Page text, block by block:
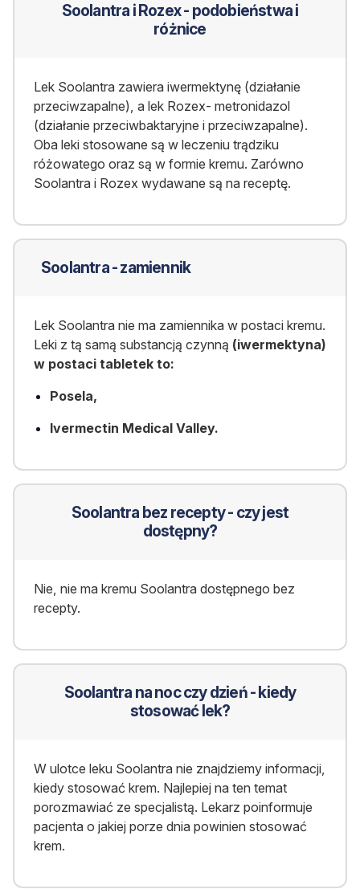
Soolantra i Rozex - podobieństwa i
różnice
Lek Soolantra zawiera iwermektynę (działanie
przeciwzapalne), a lek Rozex- metronidazol
(działanie przeciwbaktaryjne i przeciwzapalne).
Oba leki stosowane są w leczeniu trądziku
różowatego oraz są w formie kremu. Zarówno
Soolantra i Rozex wydawane są na receptę.
Soolantra - zamiennik
Lek Soolantra nie ma zamiennika w postaci kremu.
Leki z tą samą substancją czynną (iwermektyna)
w postaci tabletek to:
Posela,
Ivermectin Medical Valley.
Soolantra bez recepty - czy jest
dostępny?
Nie, nie ma kremu Soolantra dostępnego bez
recepty.
Soolantra na noc czy dzień - kiedy
stosować lek?
W ulotce leku Soolantra nie znajdziemy informacji,
kiedy stosować krem. Najlepiej na ten temat
porozmawiać ze specjalistą. Lekarz poinformuje
pacjenta o jakiej porze dnia powinien stosować
krem.